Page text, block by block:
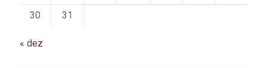
30
31
« dez